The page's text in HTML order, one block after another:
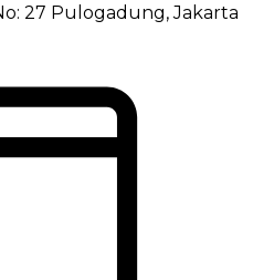
27 Pulogadung, Jakarta